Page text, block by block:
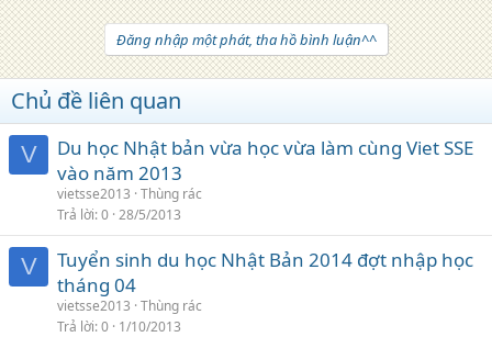
Đăng nhập một phát, tha hồ bình luận^^
Chủ đề liên quan
V
Du học Nhật bản vừa học vừa làm cùng Viet SSE
vào năm 2013
vietsse2013 Thùng rác
Trả lời 0 28/5/2013
V
Tuyển sinh du học Nhật Bản 2014 đợt nhập học
tháng 04
vietsse2013 Thùng rác
Trả lời 0 1/10/2013